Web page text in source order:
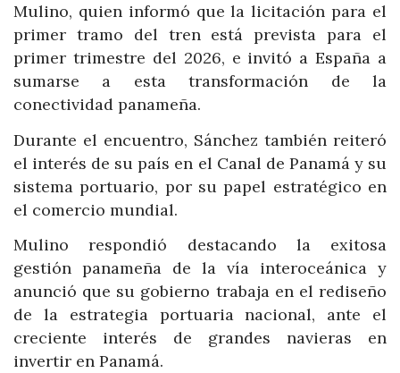
Mulino, quien informó que la licitación para el
primer tramo del tren está prevista para el
primer trimestre del 2026, e invitó a España a
sumarse a esta transformación de la
conectividad panameña.
Durante el encuentro, Sánchez también reiteró
el interés de su país en el Canal de Panamá y su
sistema portuario, por su papel estratégico en
el comercio mundial.
Mulino respondió destacando la exitosa
gestión panameña de la vía interoceánica y
anunció que su gobierno trabaja en el rediseño
de la estrategia portuaria nacional, ante el
creciente interés de grandes navieras en
invertir en Panamá.